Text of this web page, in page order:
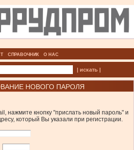
СПРАВОЧНИК О НАС
| искать |
НОВОГО ПАРОЛЯ
нажмите кнопку "прислать новый пароль" и
который Вы указали при регистрации.